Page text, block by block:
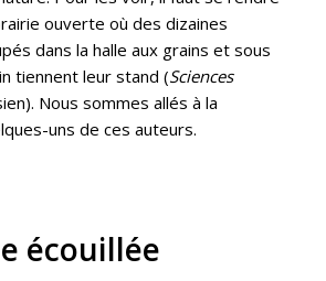
ouverte où des dizaines
dans la halle aux grains et sous
tiennent leur stand (Sciences
Nous sommes allés à la
uns de ces auteurs.
écouillée